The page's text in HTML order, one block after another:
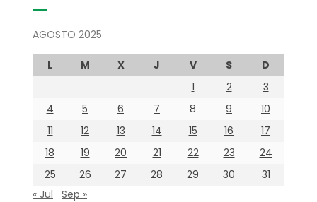
AGOSTO 2025
L M X J V S
D
1
2
3
4
5 6 7 8 9
10
11
12 13 14 15 16
17
18
19 20 21 22 23
24
25
26 27 28 29 30
31
« Jul
Sep »